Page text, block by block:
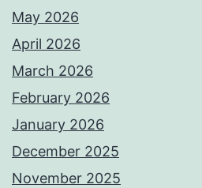
May 2026
April 2026
March 2026
February 2026
January 2026
December 2025
November 2025